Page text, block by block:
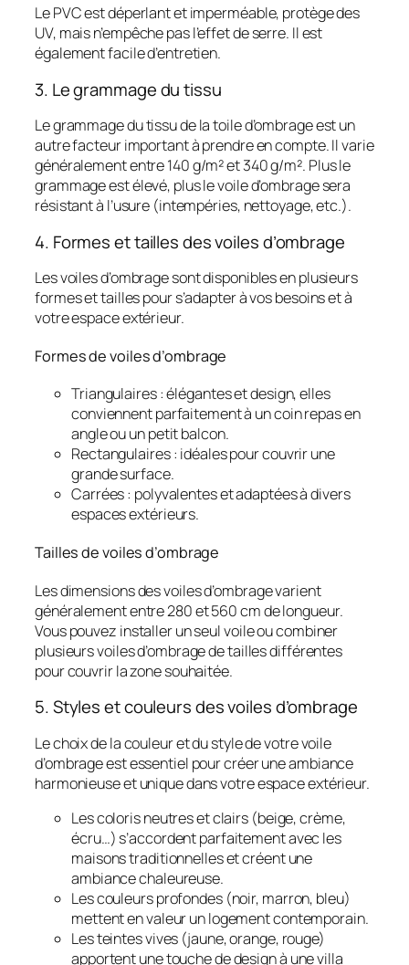
Le PVC est déperlant et imperméable, protège des
UV, mais n’empêche pas l’effet de serre. Il est
également facile d’entretien.
3. Le grammage du tissu
Le grammage du tissu de la toile d’ombrage est un
autre facteur important à prendre en compte. Il varie
généralement entre 140 g/m² et 340 g/m². Plus le
grammage est élevé, plus le voile d’ombrage sera
résistant à l’usure (intempéries, nettoyage, etc.).
4. Formes et tailles des voiles d’ombrage
Les voiles d’ombrage sont disponibles en plusieurs
formes et tailles pour s’adapter à vos besoins et à
votre espace extérieur.
Formes de voiles d’ombrage
Triangulaires : élégantes et design, elles
conviennent parfaitement à un coin repas en
angle ou un petit balcon.
Rectangulaires : idéales pour couvrir une
grande surface.
Carrées : polyvalentes et adaptées à divers
espaces extérieurs.
Tailles de voiles d’ombrage
Les dimensions des voiles d’ombrage varient
généralement entre 280 et 560 cm de longueur.
Vous pouvez installer un seul voile ou combiner
plusieurs voiles d’ombrage de tailles différentes
pour couvrir la zone souhaitée.
5. Styles et couleurs des voiles d’ombrage
Le choix de la couleur et du style de votre voile
d’ombrage est essentiel pour créer une ambiance
harmonieuse et unique dans votre espace extérieur.
Les coloris neutres et clairs (beige, crème,
écru…) s’accordent parfaitement avec les
maisons traditionnelles et créent une
ambiance chaleureuse.
Les couleurs profondes (noir, marron, bleu)
mettent en valeur un logement contemporain.
Les teintes vives (jaune, orange, rouge)
apportent une touche de design à une villa